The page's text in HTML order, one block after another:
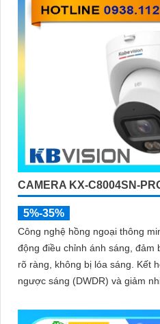
CAMERA KX-C8004SN-
5%-35%
Công nghệ hồng ngoại thông
động điều chỉnh ánh sáng, đảm
rõ ràng, không bị lóa sáng. Kết hợp cùng khả năng chống
ngược sáng (DWDR) và giảm